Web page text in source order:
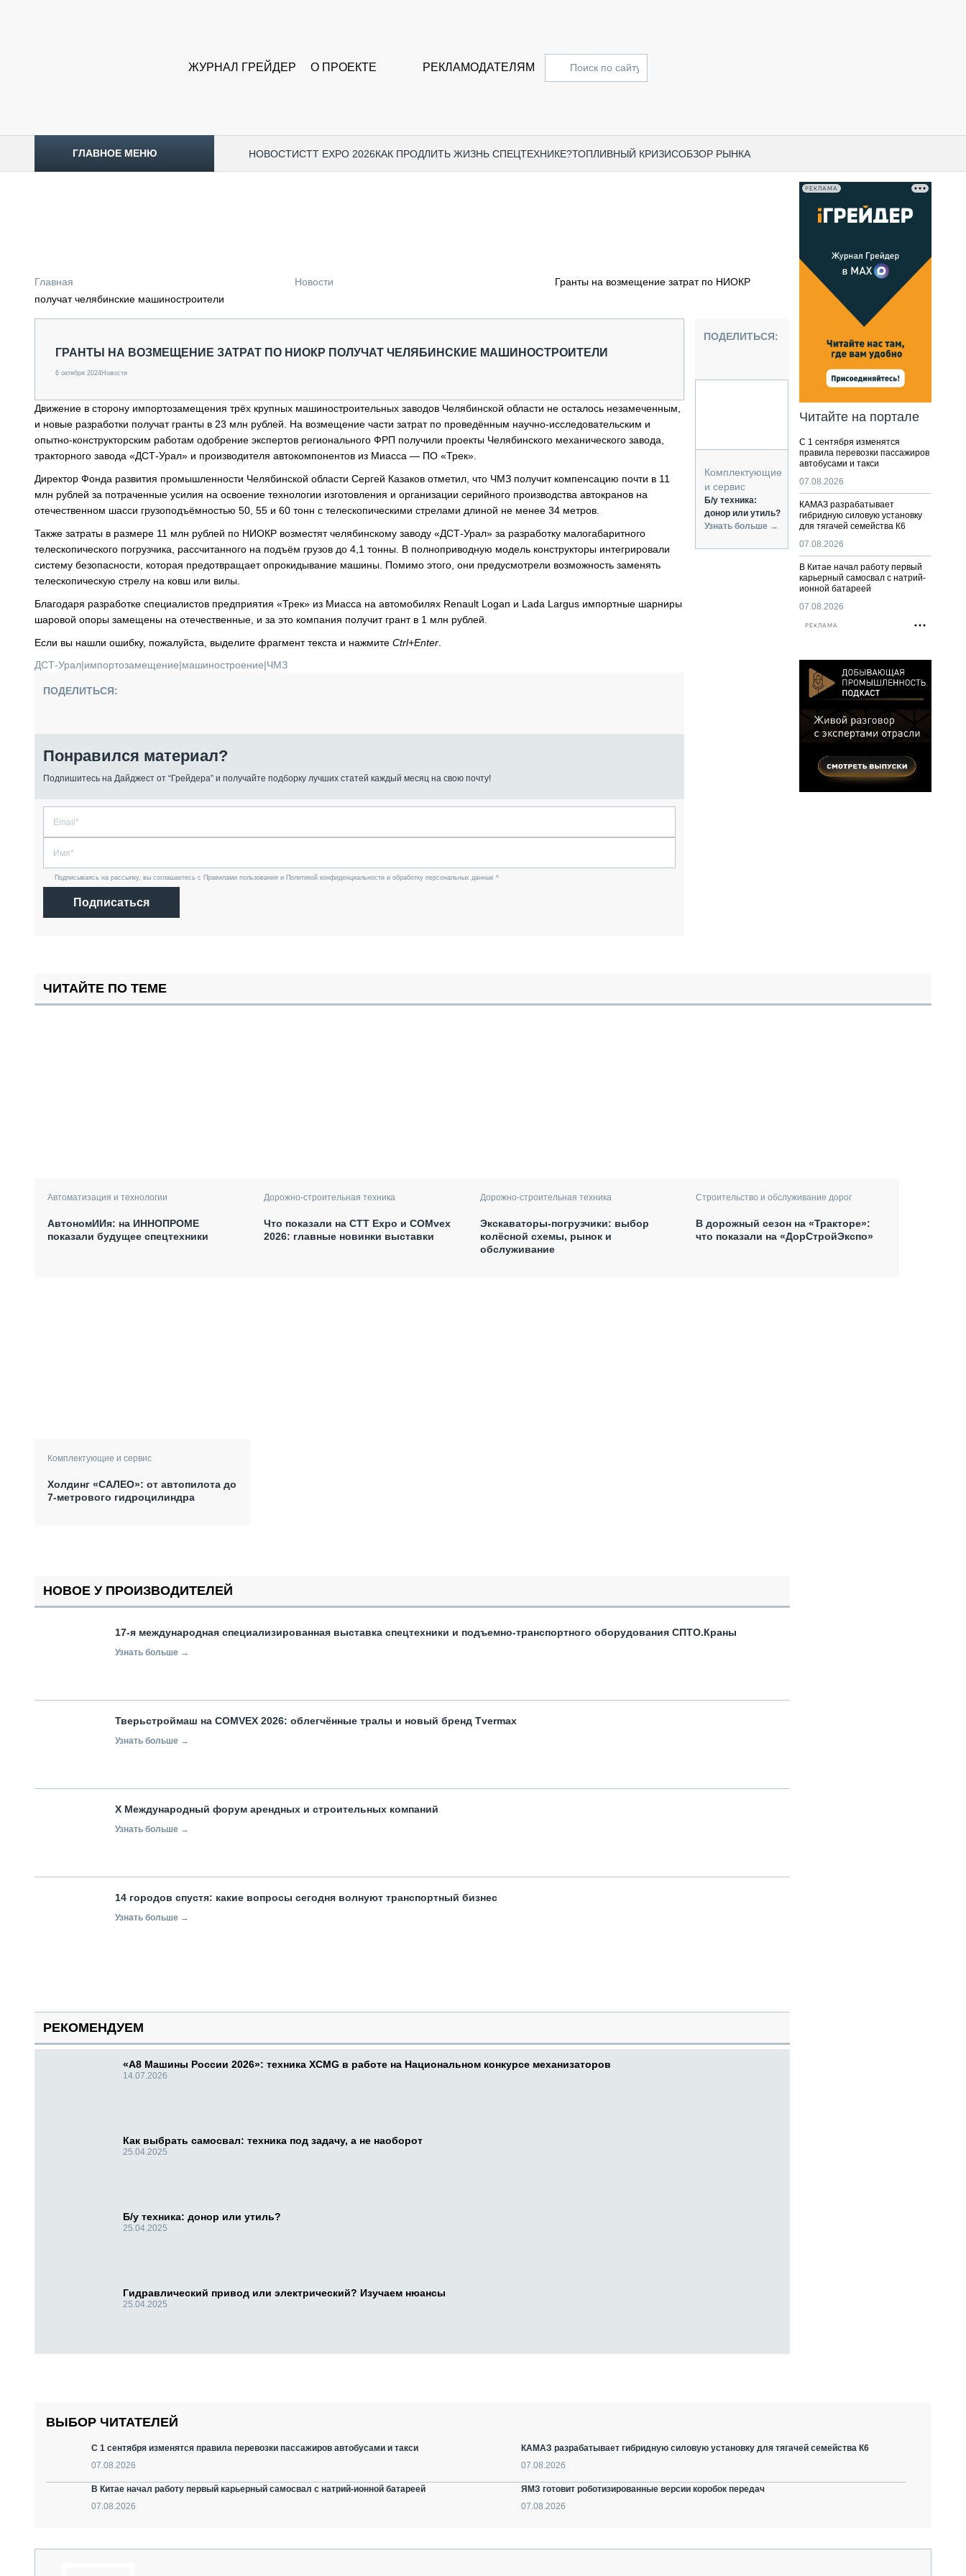
ЖУРНАЛ ГРЕЙДЕР О ПРОЕКТЕ РЕКЛАМОДАТЕЛЯМ
ГЛАВНОЕ МЕНЮ НОВОСТИCTT EXPO 2026КАК ПРОДЛИТЬ ЖИЗНЬ СПЕЦТЕХНИКЕ?ТОПЛИВНЫЙ КРИЗИСОБЗОР РЫНКА
ОБЗОР РЫНКА
ГРУЗОПЕРЕВОЗКИ
ИСПЫТАТЕЛИ
ТЕХНОЛОГИИ
ДОРОЖНАЯ ИНДУСТРИЯ
СЕРВИСМЕНЫ
ПОДЪЁМНАЯ ТЕХНИКА
ПАССАЖИРСКИЙ ТРАНСПОРТ
КАРЬЕРНАЯ ТЕХНИКА
ЛОГИСТИКА И СКЛАД
АВТОМАТИЗАЦИЯ И ТЕХНОЛОГИИ
Главная Новости
Гранты на возмещение затрат по НИОКР
получат челябинские машиностроители
ГРАНТЫ НА ВОЗМЕЩЕНИЕ ЗАТРАТ ПО НИОКР ПОЛУЧАТ ЧЕЛЯБИНСКИЕ МАШИНОСТРОИТЕЛИ
6 октября 2024Новости
Движение в сторону импортозамещения трёх крупных машиностроительных заводов Челябинской области не осталось незамеченным,
и новые разработки получат гранты в 23 млн рублей. На возмещение части затрат по проведённым научно-исследовательским и
опытно-конструкторским работам одобрение экспертов регионального ФРП получили проекты Челябинского механического завода,
тракторного завода «ДСТ-Урал» и производителя автокомпонентов из Миасса — ПО «Трек».
Директор Фонда развития промышленности Челябинской области Сергей Казаков отметил, что ЧМЗ получит компенсацию почти в 11
млн рублей за потраченные усилия на освоение технологии изготовления и организации серийного производства автокранов на
отечественном шасси грузоподъёмностью 50, 55 и 60 тонн с телескопическими стрелами длиной не менее 34 метров.
Также затраты в размере 11 млн рублей по НИОКР возместят челябинскому заводу «ДСТ-Урал» за разработку малогабаритного
телескопического погрузчика, рассчитанного на подъём грузов до 4,1 тонны. В полноприводную модель конструкторы интегрировали
систему безопасности, которая предотвращает опрокидывание машины. Помимо этого, они предусмотрели возможность заменять
телескопическую стрелу на ковш или вилы.
Благодаря разработке специалистов предприятия «Трек» из Миасса на автомобилях Renault Logan и Lada Largus импортные шарниры
шаровой опоры замещены на отечественные, и за это компания получит грант в 1 млн рублей.
Если вы нашли ошибку, пожалуйста, выделите фрагмент текста и нажмите Ctrl+Enter
ДСТ-Урал|импортозамещение|машиностроение|ЧМЗ
ПОДЕЛИТЬСЯ:
Понравился материал?
Подпишитесь на Дайджест от “Грейдера” и получайте подборку лучших статей каждый месяц на свою почту!
Подписываясь на рассылку, вы соглашаетесь с Правилами пользования и Политикой конфиденциальности и обработку персональных данных *
Подписаться
ПОДЕЛИТЬСЯ:
Комплектующие
и сервис
Б/у техника:
донор или утиль?
Узнать больше →
РЕКЛАМА
Читайте на портале
С 1 сентября изменятся
правила перевозки пассажиров
автобусами и такси
07.08.2026
КАМАЗ разрабатывает
гибридную силовую установку
для тягачей семейства К6
07.08.2026
В Китае начал работу первый
карьерный самосвал с натрий-
ионной батареей
07.08.2026
РЕКЛАМА
ЧИТАЙТЕ ПО ТЕМЕ
Автоматизация и технологии
АвтономИИя: на ИННОПРОМЕ
показали будущее спецтехники
Дорожно-строительная техника
Что показали на CTT Expo и COMvex
2026: главные новинки выставки
Дорожно-строительная техника
Экскаваторы-погрузчики: выбор
колёсной схемы, рынок и
обслуживание
Строительство и обслуживание дорог
В дорожный сезон на «Тракторе»:
что показали на «ДорСтройЭкспо»
Комплектующие и сервис
Холдинг «САЛЕО»: от автопилота до
7-метрового гидроцилиндра
НОВОЕ У ПРОИЗВОДИТЕЛЕЙ
17-я международная специализированная выставка спецтехники и подъемно-транспортного оборудования СПТО.Краны
Узнать больше →
Тверьстроймаш на COMVEX 2026: облегчённые тралы и новый бренд Tvermax
Узнать больше →
X Международный форум арендных и строительных компаний
Узнать больше →
14 городов спустя: какие вопросы сегодня волнуют транспортный бизнес
Узнать больше →
РЕКОМЕНДУЕМ
«А8 Машины России 2026»: техника XCMG в работе на Национальном конкурсе механизаторов
14.07.2026
Как выбрать самосвал: техника под задачу, а не наоборот
25.04.2025
Б/у техника: донор или утиль?
25.04.2025
Гидравлический привод или электрический? Изучаем нюансы
25.04.2025
ВЫБОР ЧИТАТЕЛЕЙ
С 1 сентября изменятся правила перевозки пассажиров автобусами и такси
07.08.2026
КАМАЗ разрабатывает гибридную силовую установку для тягачей семейства К6
07.08.2026
В Китае начал работу первый карьерный самосвал с натрий-ионной батареей
07.08.2026
ЯМЗ готовит роботизированные версии коробок передач
07.08.2026